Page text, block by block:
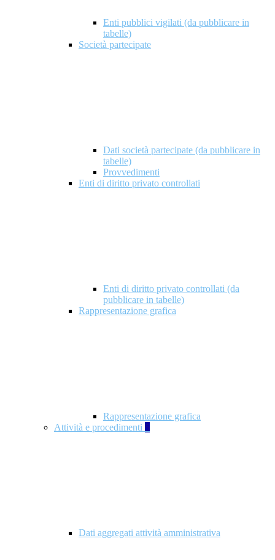
Enti pubblici vigilati (da pubblicare in
tabelle)
Società partecipate
Dati società partecipate (da pubblicare in
tabelle)
Provvedimenti
Enti di diritto privato controllati
Enti di diritto privato controllati (da
pubblicare in tabelle)
Rappresentazione grafica
Rappresentazione grafica
Attività e procedimenti 5
Dati aggregati attività amministrativa